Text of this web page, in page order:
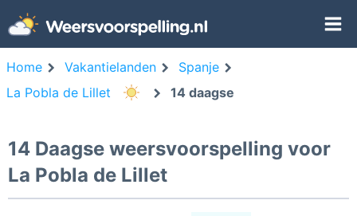
Home Vakantielanden
Spanje
La Pobla de Lillet
14 daagse
14 Daagse weersvoorspelling voor
La Pobla de Lillet